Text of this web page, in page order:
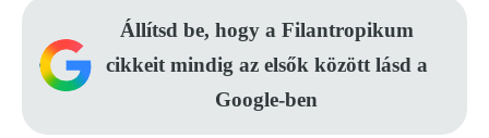
Állítsd be, hogy a Filantropikum
cikkeit mindig az elsők között lásd a
Google-ben